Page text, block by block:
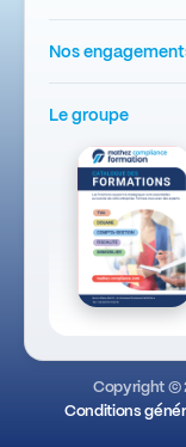
Nos
Le groupe
Copyright ©
Conditions